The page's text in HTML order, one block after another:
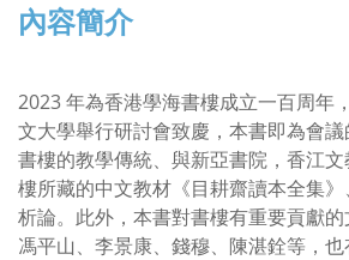
內容簡介
2023 年為香港學海書樓成立一百周年
文大學舉行研討會致慶，本書即為會
書樓的教學傳統、與新亞書院，香江
樓所藏的中文教材《目耕齋讀本全集
析論。此外，本書對書樓有重要貢獻的
馮平山、李景康、錢穆、陳湛銓等，也